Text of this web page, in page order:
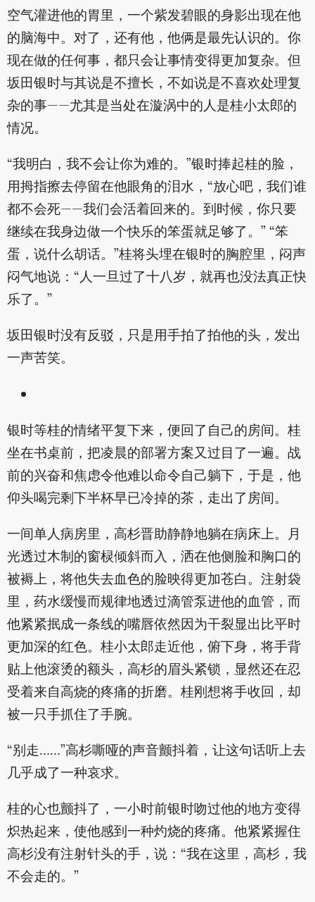
空气灌进他的胃里，一个紫发碧眼的身影出现在他
的脑海中。对了，还有他，他俩是最先认识的。你
现在做的任何事，都只会让事情变得更加复杂。但
坂田银时与其说是不擅长，不如说是不喜欢处理复
杂的事——尤其是当处在漩涡中的人是桂小太郎的
情况。
“我明白，我不会让你为难的。”银时捧起桂的脸，
用拇指擦去停留在他眼角的泪水，“放心吧，我们谁
都不会死——我们会活着回来的。到时候，你只要
继续在我身边做一个快乐的笨蛋就足够了。” “笨
蛋，说什么胡话。”桂将头埋在银时的胸腔里，闷声
闷气地说：“人一旦过了十八岁，就再也没法真正快
乐了。”
坂田银时没有反驳，只是用手拍了拍他的头，发出
一声苦笑。
银时等桂的情绪平复下来，便回了自己的房间。桂
坐在书桌前，把凌晨的部署方案又过目了一遍。战
前的兴奋和焦虑令他难以命令自己躺下，于是，他
仰头喝完剩下半杯早已冷掉的茶，走出了房间。
一间单人病房里，高杉晋助静静地躺在病床上。月
光透过木制的窗棂倾斜而入，洒在他侧脸和胸口的
被褥上，将他失去血色的脸映得更加苍白。注射袋
里，药水缓慢而规律地透过滴管泵进他的血管，而
他紧紧抿成一条线的嘴唇依然因为干裂显出比平时
更加深的红色。桂小太郎走近他，俯下身，将手背
贴上他滚烫的额头，高杉的眉头紧锁，显然还在忍
受着来自高烧的疼痛的折磨。桂刚想将手收回，却
被一只手抓住了手腕。
“别走……”高杉嘶哑的声音颤抖着，让这句话听上去
几乎成了一种哀求。
桂的心也颤抖了，一小时前银时吻过他的地方变得
炽热起来，使他感到一种灼烧的疼痛。他紧紧握住
高杉没有注射针头的手，说：“我在这里，高杉，我
不会走的。”